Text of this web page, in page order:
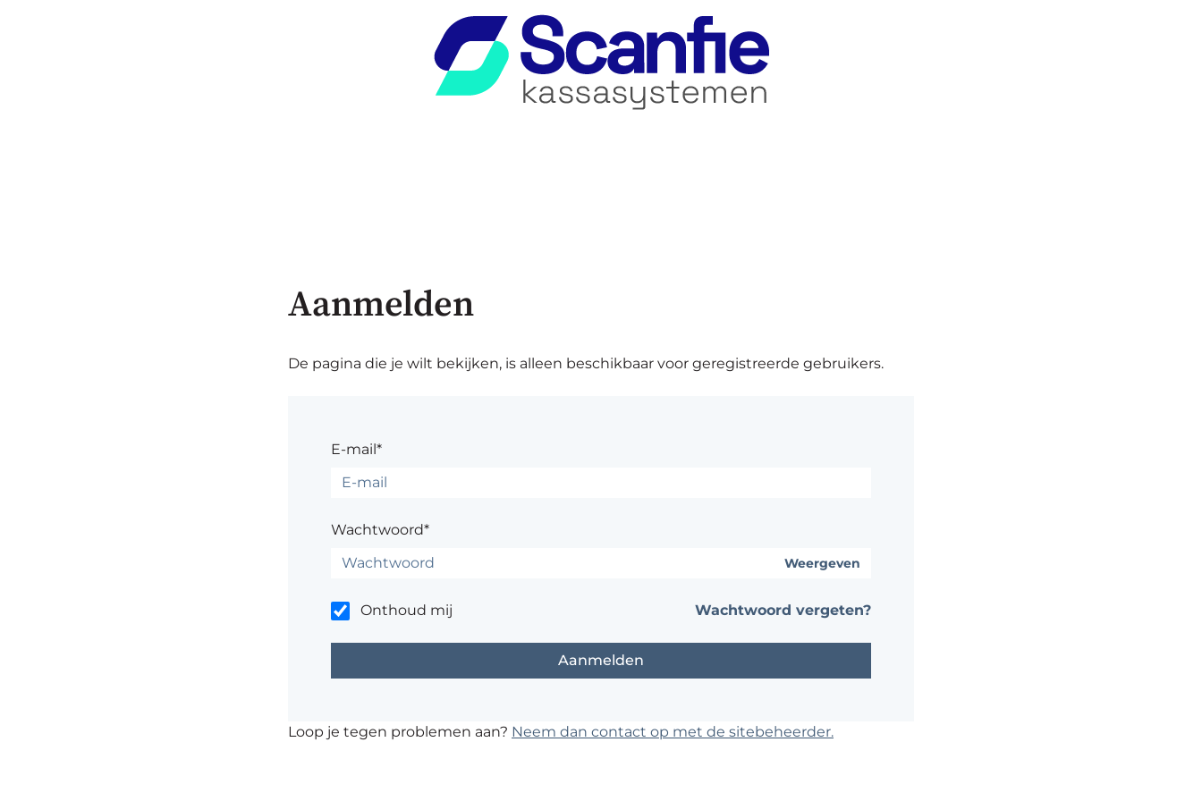
Aanmelden
De pagina die je wilt bekijken, is alleen beschikbaar voor geregistreerde gebruikers.
E-mail*
Wachtwoord*
Weergeven
Onthoud mij Wachtwoord vergeten?
Loop je tegen problemen aan? Neem dan contact op met de sitebeheerder.